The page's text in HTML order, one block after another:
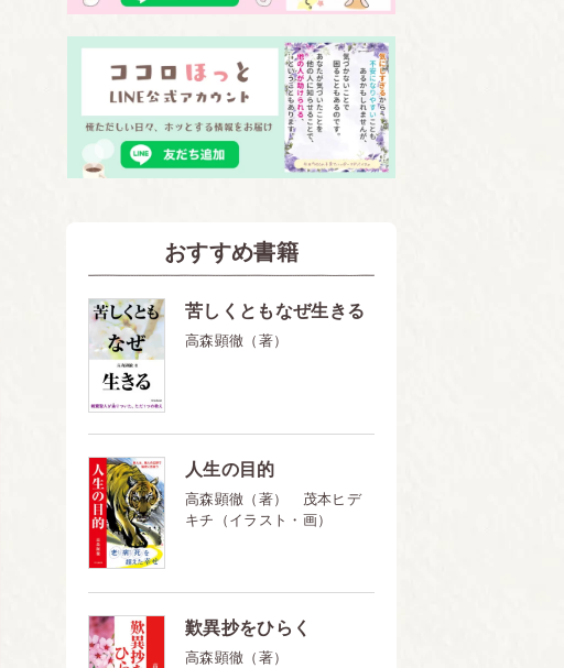
おすすめ書籍
苦しくともなぜ生きる
高森顕徹（著）
人生の目的
高森顕徹（著） 茂本ヒデ
キチ（イラスト・画）
歎異抄をひらく
高森顕徹（著）